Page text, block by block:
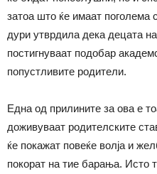
затоа што ќе имаат поголема
дури утврдила дека децата
постигнуваат подобар
попустливите родители.
Една од прилините за ова е
доживуваат родителските
ќе покажат повеќе волја и
покорат на тие барања. Исто